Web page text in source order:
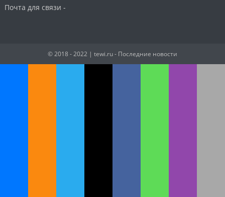
Почта для связи -
© 2018 - 2022 | tewi.ru - Последние новости